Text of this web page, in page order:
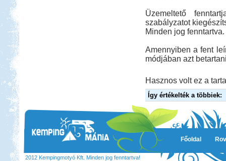
Üzemeltető
szabályzatot
Minden jog fenntartva.
Amennyiben a fent
módjában azt
Hasznos volt ez a
Így értékelték a többiek:
Főoldal
2012 Kempingmotyó Kft. Minden jog fenntartva!